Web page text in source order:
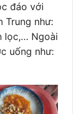
đáo với
Trung như:
lọc,… Ngoài
uống như: